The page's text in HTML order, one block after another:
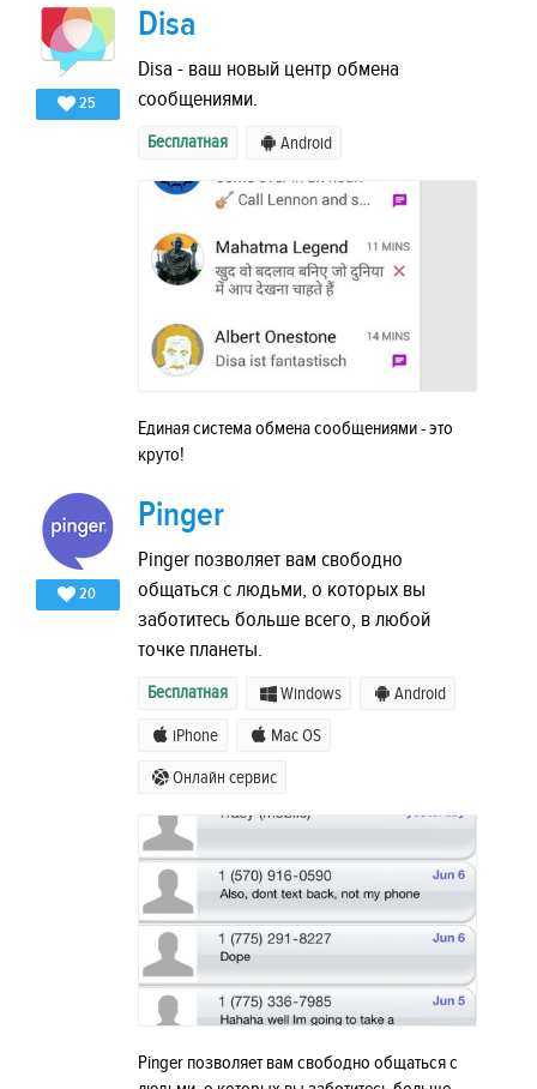
25
Disa
Disa - ваш новый центр обмена
сообщениями.
Бесплатная Android
Единая система обмена сообщениями - это
круто!
20
Pinger
Pinger позволяет вам свободно
общаться с людьми, о которых вы
заботитесь больше всего, в любой
точке планеты.
Бесплатная Windows Android
iPhone Mac OS
Онлайн сервис
Pinger позволяет вам свободно общаться с